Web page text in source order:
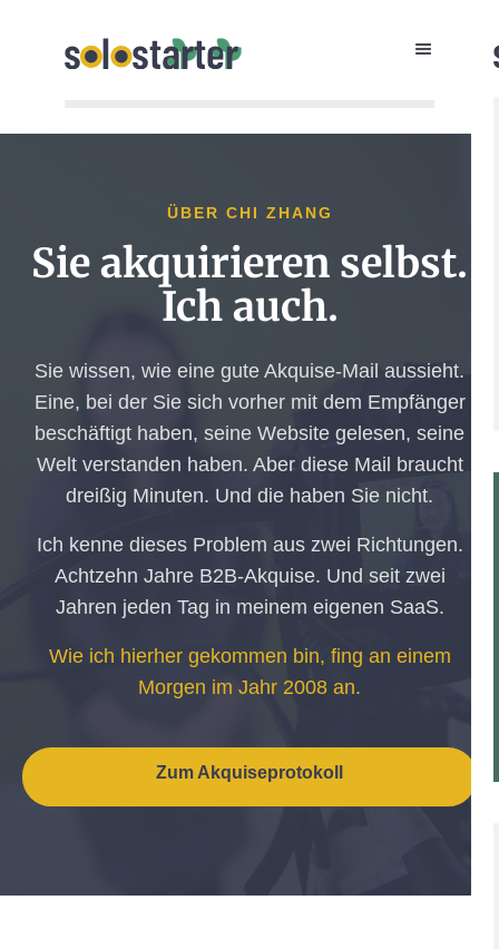
ÜBER CHI ZHANG
Sie akquirieren selbst.
Ich auch.
Sie wissen, wie eine gute Akquise-Mail aussieht.
Eine, bei der Sie sich vorher mit dem Empfänger
beschäftigt haben, seine Website gelesen, seine
Welt verstanden haben. Aber diese Mail braucht
dreißig Minuten. Und die haben Sie nicht.
Ich kenne dieses Problem aus zwei Richtungen.
Achtzehn Jahre B2B-Akquise. Und seit zwei
Jahren jeden Tag in meinem eigenen SaaS.
Wie ich hierher gekommen bin, fing an einem
Morgen im Jahr 2008 an.
Zum Akquiseprotokoll